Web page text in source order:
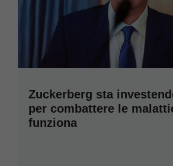
Zuckerberg sta
per combattere le
funziona